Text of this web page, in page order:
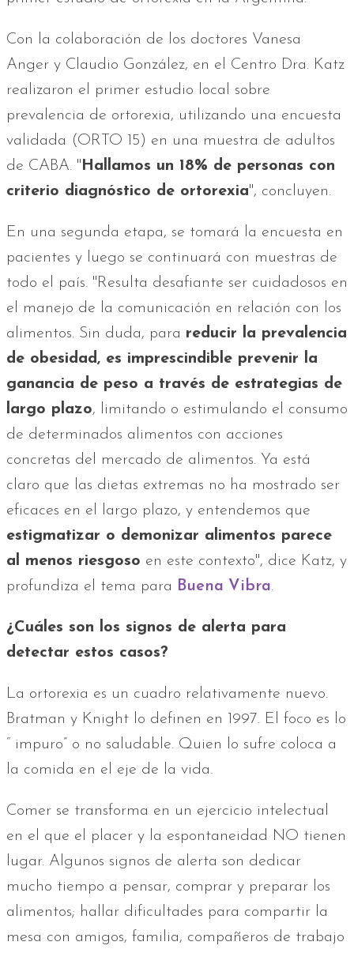
Con la colaboración de los doctores Vanesa
Anger y Claudio González, en el Centro Dra. Katz
realizaron el primer estudio local sobre
prevalencia de ortorexia, utilizando una encuesta
validada (ORTO 15) en una muestra de adultos
de CABA. "Hallamos un 18% de personas con
criterio diagnóstico de ortorexia", concluyen.
En una segunda etapa, se tomará la encuesta en
pacientes y luego se continuará con muestras de
todo el país. "Resulta desafiante ser cuidadosos en
el manejo de la comunicación en relación con los
alimentos. Sin duda, para reducir la prevalencia
de obesidad, es imprescindible prevenir la
ganancia de peso a través de estrategias de
largo plazo, limitando o estimulando el consumo
de determinados alimentos con acciones
concretas del mercado de alimentos. Ya está
claro que las dietas extremas no ha mostrado ser
eficaces en el largo plazo, y entendemos que
estigmatizar o demonizar alimentos parece
al menos riesgoso en este contexto", dice Katz, y
profundiza el tema para Buena Vibra.
¿Cuáles son los signos de alerta para
detectar estos casos?
La ortorexia es un cuadro relativamente nuevo.
Bratman y Knight lo definen en 1997. El foco es lo
“ impuro” o no saludable. Quien lo sufre coloca a
la comida en el eje de la vida.
Comer se transforma en un ejercicio intelectual
en el que el placer y la espontaneidad NO tienen
lugar. Algunos signos de alerta son dedicar
mucho tiempo a pensar, comprar y preparar los
alimentos; hallar dificultades para compartir la
mesa con amigos, familia, compañeros de trabajo